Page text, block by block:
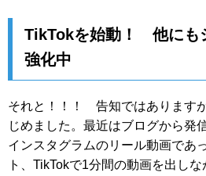
TikTokを始動！ 他にも
強化中
それと！！！ 告知ではあります
じめました。最近はブログから発
インスタグラムのリール動画であ
ト、TikTokで1分間の動画を出し